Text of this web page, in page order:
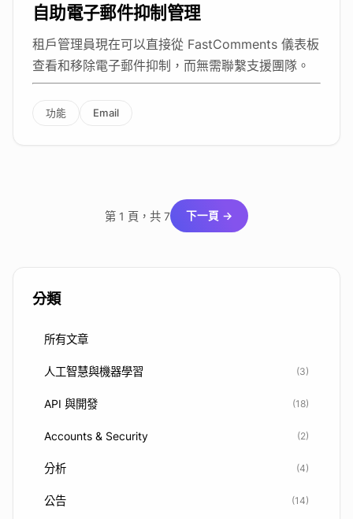
自助電子郵件抑制管理
租戶管理員現在可以直接從 FastComments 儀表板
查看和移除電子郵件抑制，而無需聯繫支援團隊。
功能 Email
第 1 頁，共 7 下一頁 →
分類
所有文章
人工智慧與機器學習 (3)
API 與開發 (18)
Accounts & Security (2)
分析 (4)
公告 (14)